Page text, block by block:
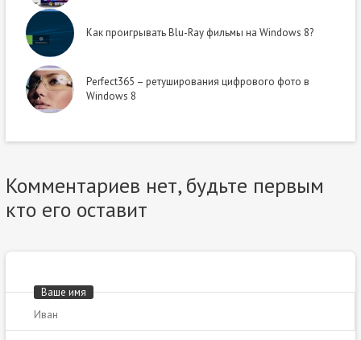
Как проигрывать Blu-Ray фильмы на Windows 8?
Perfect365 – ретуширования цифрового фото в
Windows 8
Комментариев нет, будьте первым
кто его оставит
Ваше имя